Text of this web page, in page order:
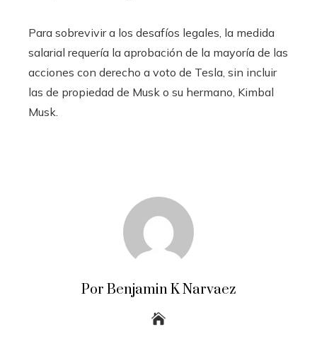
Para sobrevivir a los desafíos legales, la medida
salarial requería la aprobación de la mayoría de las
acciones con derecho a voto de Tesla, sin incluir
las de propiedad de Musk o su hermano, Kimbal
Musk.
Por Benjamin K Narvaez